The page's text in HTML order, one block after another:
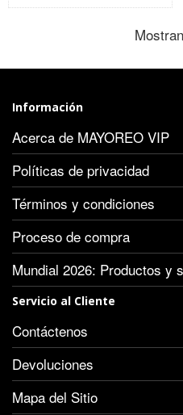
Información
Acerca de MAYOREO VIP
Políticas de privacidad
Términos y condiciones
Proceso de compra
Mundial 2026: Productos y
Servicio al Cliente
Contáctenos
Devoluciones
Mapa del Sitio